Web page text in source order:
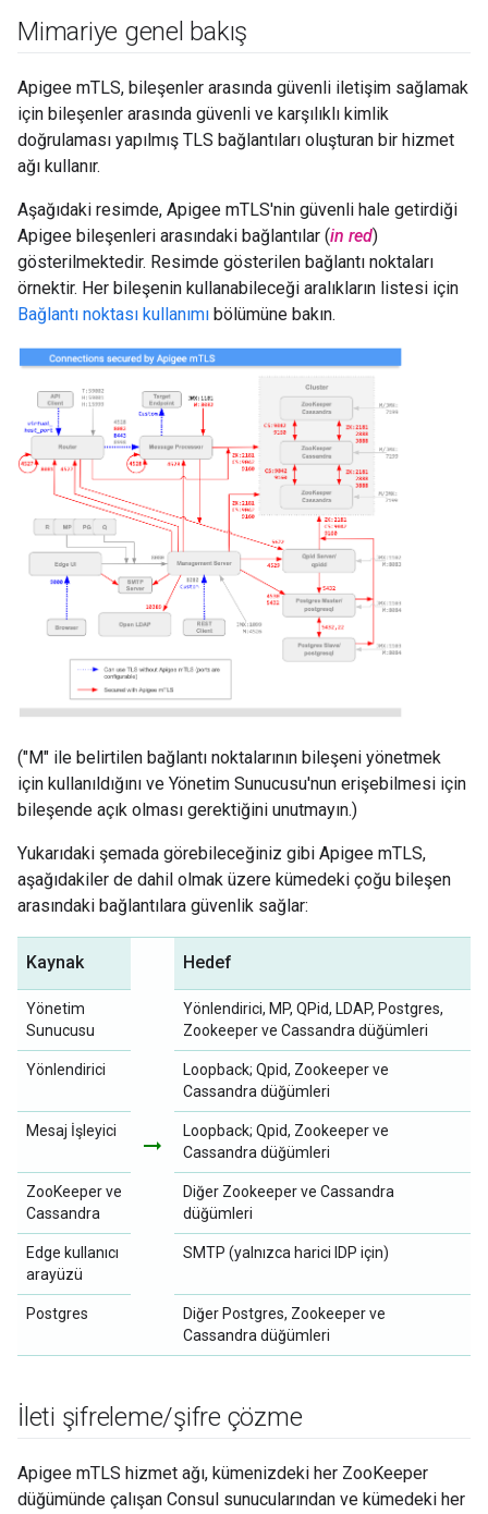
Mimariye genel bakış
Apigee mTLS, bileşenler arasında güvenli iletişim sağlamak
için bileşenler arasında güvenli ve karşılıklı kimlik
doğrulaması yapılmış TLS bağlantıları oluşturan bir hizmet
ağı kullanır.
Aşağıdaki resimde, Apigee mTLS'nin güvenli hale getirdiği
Apigee bileşenleri arasındaki bağlantılar (in red)
gösterilmektedir. Resimde gösterilen bağlantı noktaları
örnektir. Her bileşenin kullanabileceği aralıkların listesi için
Bağlantı noktası kullanımı bölümüne bakın.
("M" ile belirtilen bağlantı noktalarının bileşeni yönetmek
için kullanıldığını ve Yönetim Sunucusu'nun erişebilmesi için
bileşende açık olması gerektiğini unutmayın.)
Yukarıdaki şemada görebileceğiniz gibi Apigee mTLS,
aşağıdakiler de dahil olmak üzere kümedeki çoğu bileşen
arasındaki bağlantılara güvenlik sağlar:
Kaynak
arrow_right_alt
Hedef
Yönetim
Sunucusu
Yönlendirici, MP, QPid, LDAP, Postgres,
Zookeeper ve Cassandra düğümleri
Yönlendirici
Loopback; Qpid, Zookeeper ve
Cassandra düğümleri
Mesaj İşleyici
Loopback; Qpid, Zookeeper ve
Cassandra düğümleri
ZooKeeper ve
Cassandra
Diğer Zookeeper ve Cassandra
düğümleri
Edge kullanıcı
arayüzü
SMTP (yalnızca harici IDP için)
Postgres
Diğer Postgres, Zookeeper ve
Cassandra düğümleri
İleti şifreleme/şifre çözme
Apigee mTLS hizmet ağı, kümenizdeki her ZooKeeper
düğümünde çalışan Consul sunucularından ve kümedeki her